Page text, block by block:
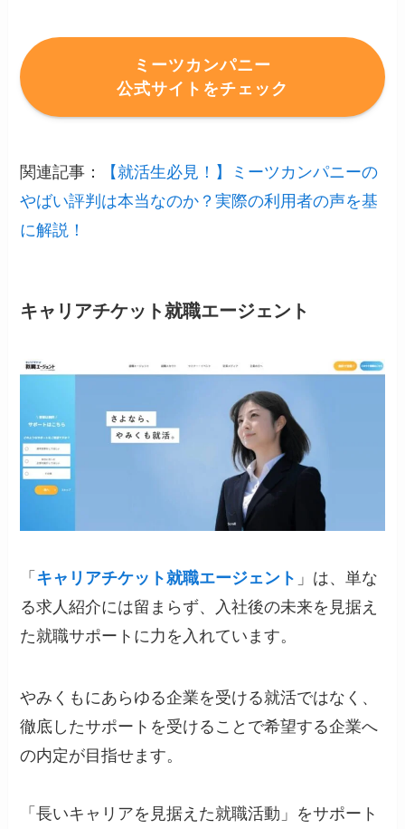
ミーツカンパニー
公式サイトをチェック
関連記事：
【就活生必見！】ミーツカンパニーの
やばい評判は本当なのか？実際の利用者の声を基
に解説！
キャリアチケット就職エージェント
「 キャリアチケット就職エージェント 」は、単な
る求人紹介には留まらず、入社後の未来を見据え
た就職サポートに力を入れています。
やみくもにあらゆる企業を受ける就活ではなく、
徹底したサポートを受けることで希望する企業へ
の内定が目指せます。
「長いキャリアを見据えた就職活動」をサポート